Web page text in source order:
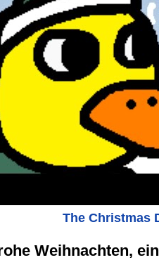
The Christmas
Weihnachten,